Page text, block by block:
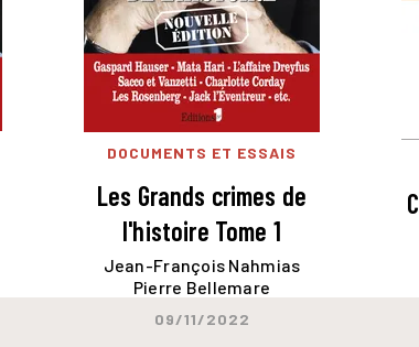
DOCUMENTS ET ESSAIS
Les Grands crimes de
l'histoire Tome 1
Jean-François Nahmias
Pierre Bellemare
09/11/2022